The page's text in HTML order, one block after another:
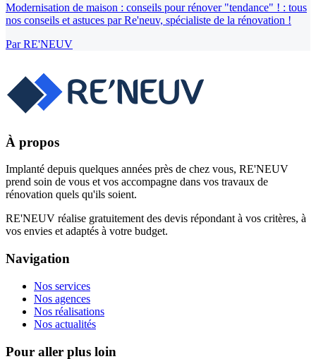
Modernisation de maison : conseils pour rénover "tendance" ! : tous
nos conseils et astuces par Re'neuv, spécialiste de la rénovation !
ParRE'NEUV
À propos
Implanté depuis quelques années près de chez vous, RE'NEUV
prend soin de vous et vos accompagne dans vos travaux de
rénovation quels qu'ils soient.
RE'NEUV réalise gratuitement des devis répondant à vos critères, à
vos envies et adaptés à votre budget.
Navigation
Nos services
Nos agences
Nos réalisations
Nos actualités
Pour aller plus loin